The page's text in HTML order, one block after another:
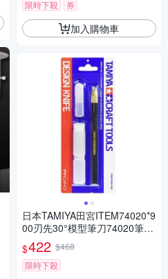
限時下殺
券
加入購物車
日本TAMIYA田宮ITEM74020*9
00刃先30°模型筆刀74020筆刀
含30枚刀片
$422 $468
限時下殺